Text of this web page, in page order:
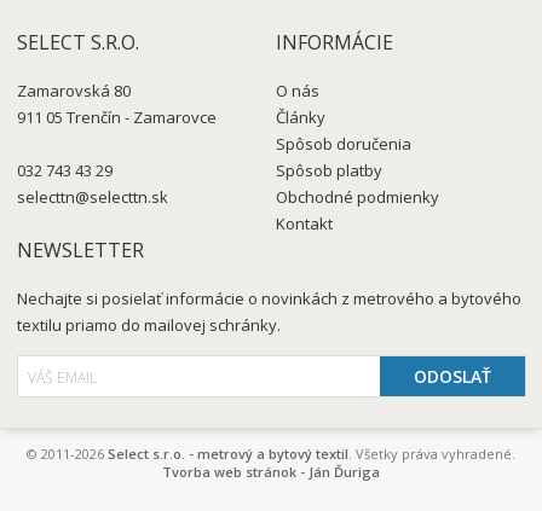
SELECT S.R.O.
Zamarovská 80
911 05 Trenčín - Zamarovce
032 743 43 29
selecttn@selecttn.sk
INFORMÁCIE
O nás
Články
Spôsob doručenia
Spôsob platby
Obchodné podmienky
Kontakt
NEWSLETTER
Nechajte si posielať informácie o novinkách z metrového a bytového
textilu priamo do mailovej schránky.
© 2011-2026 Select s.r.o. - metrový a bytový textil. Všetky práva vyhradené.
Tvorba web stránok - Ján Ďuriga